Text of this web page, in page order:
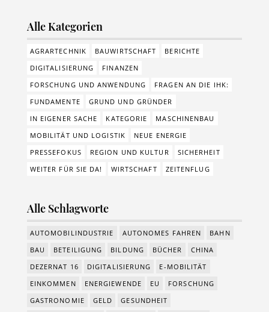
Alle Kategorien
AGRARTECHNIK BAUWIRTSCHAFT
BERICHTE
DIGITALISIERUNG
FINANZEN
FORSCHUNG UND ANWENDUNG
FRAGEN AN DIE IHK:
FUNDAMENTE
GRUND UND GRÜNDER
IN EIGENER SACHE
KATEGORIE
MASCHINENBAU
MOBILITÄT UND LOGISTIK
NEUE ENERGIE
PRESSEFOKUS
REGION UND KULTUR
SICHERHEIT
WEITER FÜR SIE DA!
WIRTSCHAFT ZEITENFLUG
Alle Schlagworte
AUTOMOBILINDUSTRIE AUTONOMES FAHREN
BAHN
BAU
BETEILIGUNG BILDUNG BÜCHER
CHINA
DEZERNAT 16
DIGITALISIERUNG
E-MOBILITÄT
EINKOMMEN
ENERGIEWENDE EU
FORSCHUNG
GASTRONOMIE
GELD
GESUNDHEIT